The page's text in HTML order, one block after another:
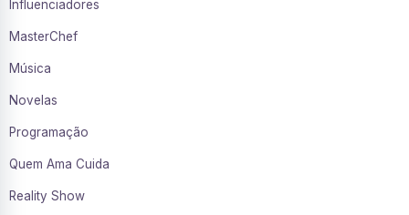
Influenciadores
MasterChef
Música
Novelas
Programação
Quem Ama Cuida
Reality Show